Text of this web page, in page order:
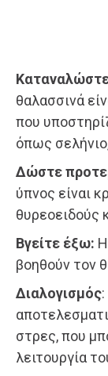
θαλασσινά
που
όπως
Δώστε
ύπνος είναι
θυρεοειδούς
Βγείτε έξω:
βοηθούν τον
Διαλογισμός
στρες, που
λειτουργία